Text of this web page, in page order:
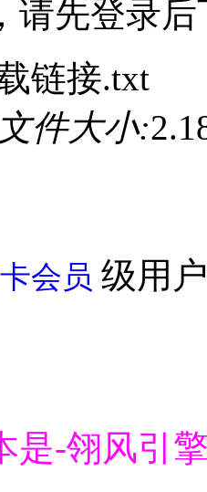
请先登录后
链接.txt
文件大小:
会员 级用
是-翎风引